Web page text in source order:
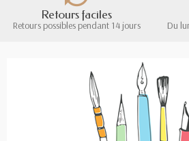
Retours faciles
Retours possibles pendant 14 jours Du